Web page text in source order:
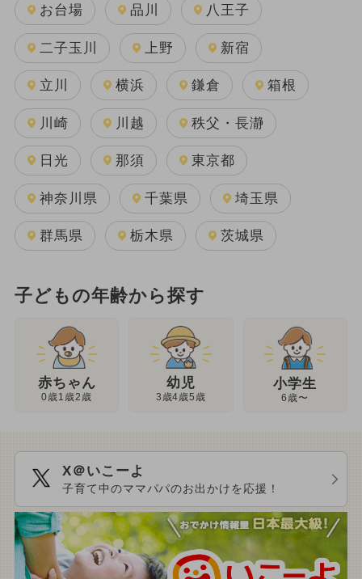
お台場 品川 八王子
二子玉川 上野 新宿
立川 横浜 鎌倉 箱根
川崎 川越 秩父・長瀞
日光 那須 東京都
神奈川県 千葉県 埼玉県
群馬県 栃木県 茨城県
子どもの年齢から探す
赤ちゃん
0歳1歳2歳
幼児
3歳4歳5歳
小学生
6歳〜
X＠いこーよ
子育て中のママパパのお出かけを応援！